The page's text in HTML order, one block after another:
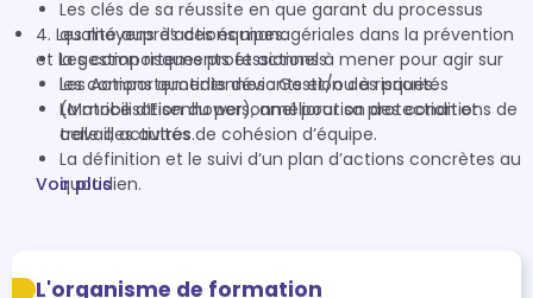
Les clés de sa réussite en que garant du processus
qualité auprès des équipes.
Les comportements et actions à mener pour agir sur
les comportements déviants et/ou à risques.
La mobilisation du personnel pour sa protection et
celle des autres.
4. Les moyens d’actions managériales dans la prévention
et la gestion risques professionnels
Les Actions quotidiennes : Gestion des priorités
(Matrice d’Eisenhower), amélioration des conditions de
travail, activités de cohésion d’équipe.
La définition et le suivi d’un plan d’actions concrètes au
quotidien.
Voir plus
L'organisme de formation